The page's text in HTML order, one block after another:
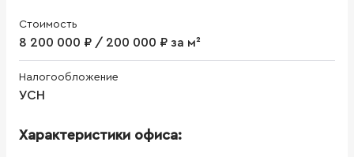
Стоимость
8 200 000 ₽ / 200 000 ₽ за м²
Налогообложение
УСН
Характеристики офиса: